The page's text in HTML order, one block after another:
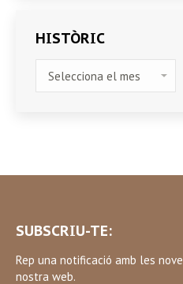
HISTÒRIC
SUBSCRIU-TE:
Rep una notificació amb les
nostra web.